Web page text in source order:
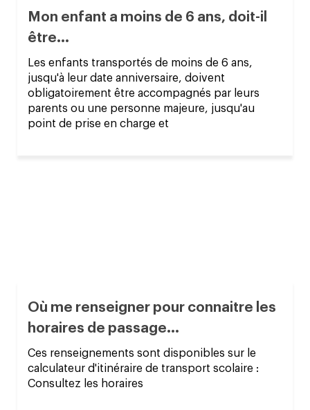
Mon enfant a moins de 6 ans, doit-il
être...
Les enfants transportés de moins de 6 ans,
jusqu'à leur date anniversaire, doivent
obligatoirement être accompagnés par leurs
parents ou une personne majeure, jusqu'au
point de prise en charge et
Où me renseigner pour connaitre les
horaires de passage...
Ces renseignements sont disponibles sur le
calculateur d'itinéraire de transport scolaire :
Consultez les horaires